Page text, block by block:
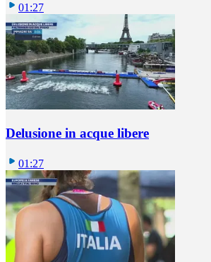
01:27
Delusione in acque libere
01:27